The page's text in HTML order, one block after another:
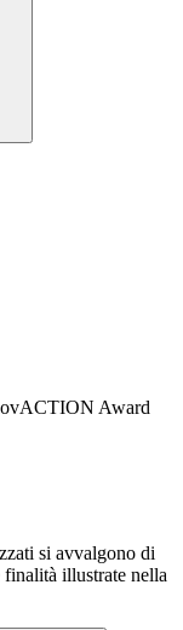
Award
si avvalgono di
illustrate nella